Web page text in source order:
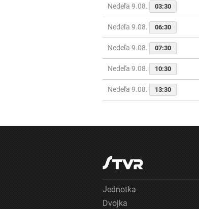
Nedeľa 9.08. 03:30
Nedeľa 9.08. 06:30
Nedeľa 9.08. 07:30
Nedeľa 9.08. 10:30
Nedeľa 9.08. 13:30
Jednotka
Dvojka